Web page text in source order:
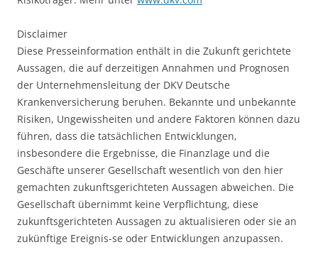
Disclaimer
Diese Presseinformation enthält in die Zukunft gerichtete
Aussagen, die auf derzeitigen Annahmen und Prognosen
der Unternehmensleitung der DKV Deutsche
Krankenversicherung beruhen. Bekannte und unbekannte
Risiken, Ungewissheiten und andere Faktoren können dazu
führen, dass die tatsächlichen Entwicklungen,
insbesondere die Ergebnisse, die Finanzlage und die
Geschäfte unserer Gesellschaft wesentlich von den hier
gemachten zukunftsgerichteten Aussagen abweichen. Die
Gesellschaft übernimmt keine Verpflichtung, diese
zukunftsgerichteten Aussagen zu aktualisieren oder sie an
zukünftige Ereignis-se oder Entwicklungen anzupassen.